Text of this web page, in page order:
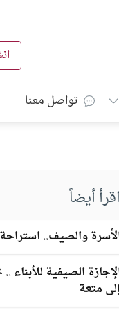
تواصل معنا
اقرأ أيضاً
والصيف.. استراحة
الصيفية
متعة